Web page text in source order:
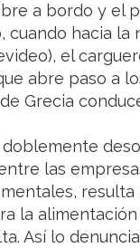
a bordo y el
cuando hacia
el
abre paso a
Grecia
las
resulta
la
Así lo